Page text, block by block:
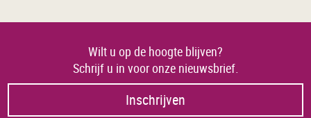
Wilt u op de hoogte blijven?
Schrijf u in voor onze nieuwsbrief.
Inschrijven